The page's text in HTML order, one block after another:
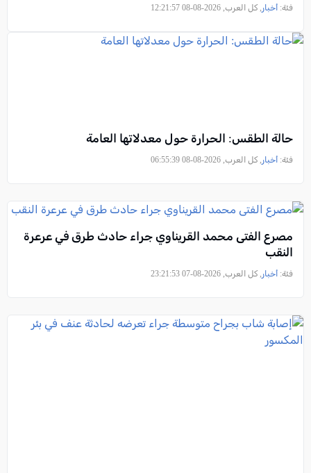
فئة: أخبار , كل العرب, 2026-08-08 12:21:57
حالة الطقس: الحرارة حول معدلاتها العامة
فئة: أخبار , كل العرب, 2026-08-08 06:55:39
مصرع الفتى محمد القريناوي جراء حادث طرق في عرعرة
النقب
فئة: أخبار , كل العرب, 2026-08-07 23:21:53